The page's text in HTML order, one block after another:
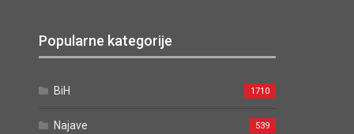
Popularne kategorije
BiH 1710
Najave 539